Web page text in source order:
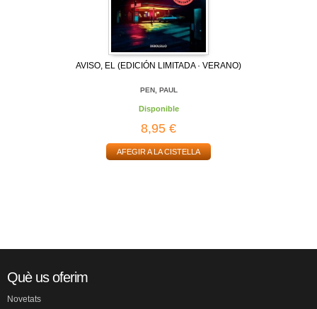
AVISO, EL (EDICIÓN LIMITADA · VERANO)
PEN, PAUL
Disponible
8,95 €
AFEGIR A LA CISTELLA
Què us oferim
Novetats